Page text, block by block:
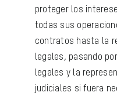
proteger los
todas sus
contratos hasta la
legales, pasando
legales y la
judiciales si fuera